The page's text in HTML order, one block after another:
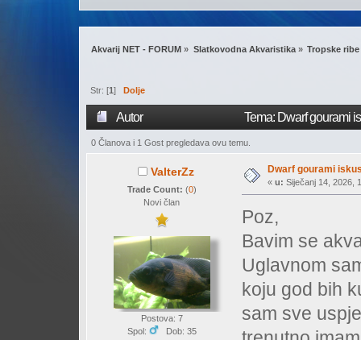
Akvarij NET - FORUM » Slatkovodna Akvaristika» Tropske ribe
Str: [1] Dolje
Autor Tema: Dwarf gourami
0 Članova i 1 Gost pregledava ovu temu.
ValterZz
Trade Count: (0)
Novi član
Postova: 7
Spol:
Dob: 35
Dwarf gourami
« u: Siječanj 14, 2026,
Poz,
Bavim se
Uglavnom
koju god bih
sam sve